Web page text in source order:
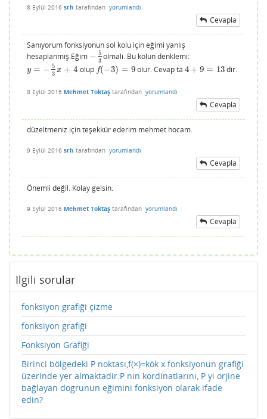
8 Eylül 2016 srh tarafından yorumlandı
Cevapla
Sanıyorum fonksiyonun sol kolu için eğimi yanlış
hesaplanmış.Eğim − 5
3
−53olmalı. Bu kolun denklemi:
y = − 5
3
x + 4
y=−5 3x+4 olup f(−3) = 9
f(−3)=9 olur. Cevap ta 4 + 9 = 13
4+9=13 dir.
8 Eylül 2016 Mehmet Toktaş tarafından yorumlandı
Cevapla
düzeltmeniz için teşekkür ederim mehmet hocam.
9 Eylül 2016 srh tarafından yorumlandı
Cevapla
Önemli değil. Kolay gelsin.
9 Eylül 2016 Mehmet Toktaş tarafından yorumlandı
Cevapla
İlgili sorular
fonksiyon grafiği çizme
fonksiyon grafiği
Fonksiyon Grafiği
Birinci bölgedeki P noktası,f(×)=kök x fonksiyonun grafiği
üzerinde yer almaktadir.P nin kordinatlarını, P yi orjine
bağlayan dogrunun eğimini fonksiyon olarak ifade
edin?